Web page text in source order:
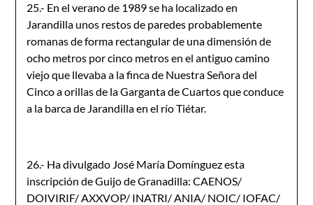
25.- En el verano de 1989 se ha localizado en
Jarandilla unos restos de paredes probablemente
romanas de forma rectangular de una dimensión de
ocho metros por cinco metros en el antiguo camino
viejo que llevaba a la finca de Nuestra Señora del
Cinco a orillas de la Garganta de Cuartos que conduce
a la barca de Jarandilla en el río Tiétar.
26.- Ha divulgado José María Domínguez esta
inscripción de Guijo de Granadilla: CAENOS/
DOIVIRIF/ AXXVOP/ INATRI/ ANIA/ NOIC/ IOFAC/